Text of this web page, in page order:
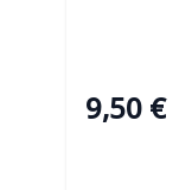
9,50 €